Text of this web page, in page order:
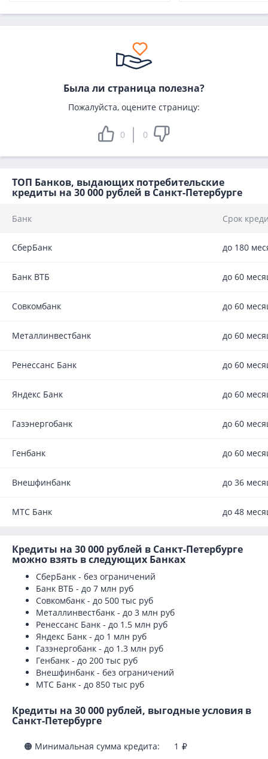
Была ли страница полезна?
Пожалуйста, оцените страницу:
0 0
ТОП Банков, выдающих потребительские
кредиты на 30 000 рублей в Санкт-Петербурге
Банк Срок
СберБанк до 180
Банк ВТБ до 60
Совкомбанк до 60
Металлинвестбанк до 60
Ренессанс Банк до 60
Яндекс Банк до 60
Газэнергобанк до 60
Генбанк до 60
Внешфинбанк до 36
МТС Банк до 48
Кредиты на 30 000 рублей в Санкт-Петербурге
можно взять в следующих Банках
СберБанк - без ограничений
Банк ВТБ - до 7 млн руб
Совкомбанк - до 500 тыс руб
Металлинвестбанк - до 3 млн руб
Ренессанс Банк - до 1.5 млн руб
Яндекс Банк - до 1 млн руб
Газэнергобанк - до 1.3 млн руб
Генбанк - до 200 тыс руб
Внешфинбанк - без ограничений
МТС Банк - до 850 тыс руб
Кредиты на 30 000 рублей, выгодные условия в
Санкт-Петербурге
🟠 Минимальная сумма кредита: 1